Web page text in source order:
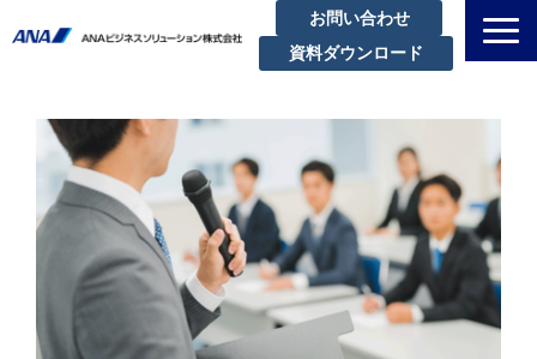
お問い合わせ
資料ダウンロード
サービスラインアップ
実績・事例紹介
セミナー
ブログ